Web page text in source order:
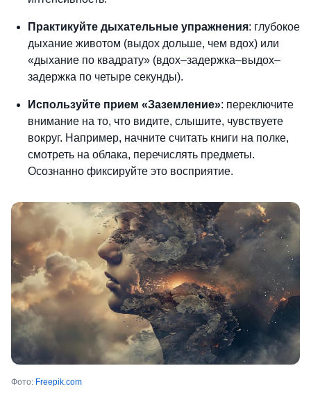
Практикуйте дыхательные упражнения: глубокое
дыхание животом (выдох дольше, чем вдох) или
«дыхание по квадрату» (вдох–задержка–выдох–
задержка по четыре секунды).
Используйте прием «Заземление»: переключите
внимание на то, что видите, слышите, чувствуете
вокруг. Например, начните считать книги на полке,
смотреть на облака, перечислять предметы.
Осознанно фиксируйте это восприятие.
Фото: Freepik.com